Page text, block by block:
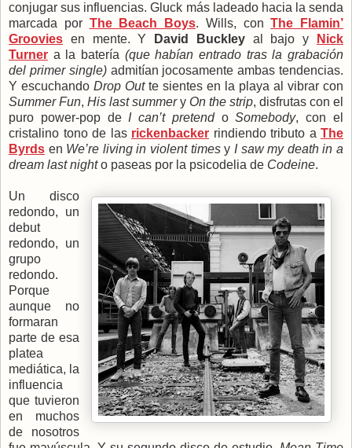
conjugar sus influencias. Gluck más ladeado hacia la senda
marcada por The Beach Boys. Wills, conThe Flamin’
Groovies en mente. Y David Buckleyal bajo y
Nick
Turner a la batería (que habían entrado tras la grabación
del primer single)admitían jocosamente ambas tendencias.
Y escuchando Drop Outte sientes en la playa al vibrar con
Summer Fun, His last summery On the strip, disfrutas con el
puro power-pop de I can’t pretendoSomebody, con el
cristalino tono de las rickenbacker rindiendo tributo a The
Byrds en We’re living in violent timesy I saw my death in a
dream last nighto paseas por la psicodelia de Codeine.
Un disco
redondo, un
debut
redondo, un
grupo
redondo.
Porque
aunque no
formaran
parte de esa
platea
mediática, la
influencia
que tuvieron
en muchos
de nosotros